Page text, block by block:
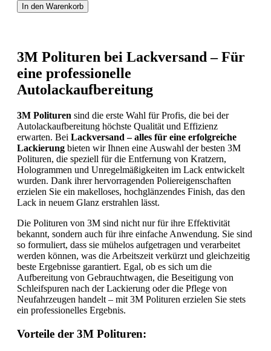
In den Warenkorb
3M Polituren bei Lackversand – Für
eine professionelle
Autolackaufbereitung
3M Polituren sind die erste Wahl für Profis, die bei der
Autolackaufbereitung höchste Qualität und Effizienz
erwarten. Bei Lackversand – alles für eine erfolgreiche
Lackierung bieten wir Ihnen eine Auswahl der besten 3M
Polituren, die speziell für die Entfernung von Kratzern,
Hologrammen und Unregelmäßigkeiten im Lack entwickelt
wurden. Dank ihrer hervorragenden Poliereigenschaften
erzielen Sie ein makelloses, hochglänzendes Finish, das den
Lack in neuem Glanz erstrahlen lässt.
Die Polituren von 3M sind nicht nur für ihre Effektivität
bekannt, sondern auch für ihre einfache Anwendung. Sie sind
so formuliert, dass sie mühelos aufgetragen und verarbeitet
werden können, was die Arbeitszeit verkürzt und gleichzeitig
beste Ergebnisse garantiert. Egal, ob es sich um die
Aufbereitung von Gebrauchtwagen, die Beseitigung von
Schleifspuren nach der Lackierung oder die Pflege von
Neufahrzeugen handelt – mit 3M Polituren erzielen Sie stets
ein professionelles Ergebnis.
Vorteile der 3M Polituren: